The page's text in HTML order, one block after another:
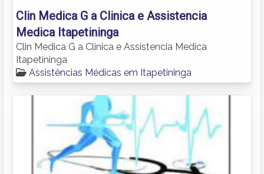
Clin Medica G a Clinica e Assistencia
Medica Itapetininga
Clin Medica G a Clinica e Assistencia Medica
Itapetininga
Assistências Médicas em Itapetininga